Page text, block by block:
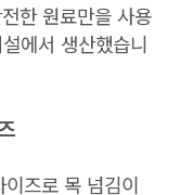
한 원료만을 사용
에서 생산했습니
즈로 목 넘김이